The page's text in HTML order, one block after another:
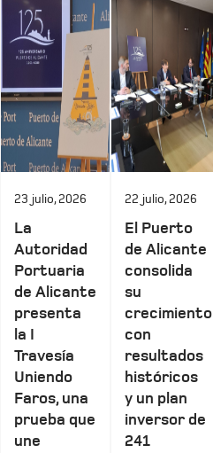
23 julio, 2026
La
Autoridad
Portuaria
de Alicante
presenta
la I
Travesía
Uniendo
Faros, una
prueba que
une
22 julio, 2026
El Puerto
de Alicante
consolida
su
crecimiento
con
resultados
históricos
y un plan
inversor de
241